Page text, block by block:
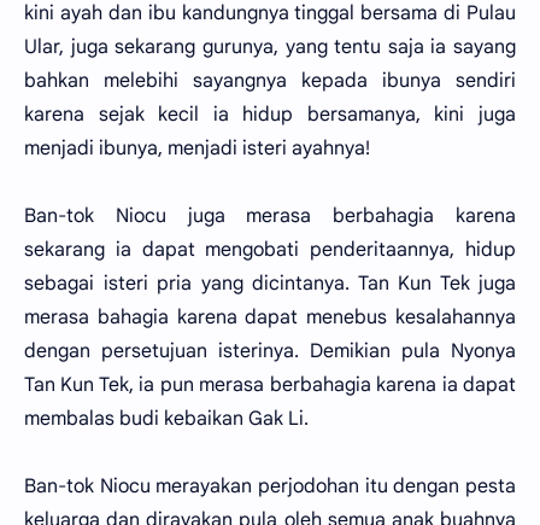
kini ayah dan ibu kandungnya tinggal bersama di Pulau
Ular, juga sekarang gurunya, yang tentu saja ia sayang
bahkan melebihi sayangnya kepada ibunya sendiri
karena sejak kecil ia hidup bersamanya, kini juga
menjadi ibunya, menjadi isteri ayahnya!
Ban-tok Niocu juga merasa berbahagia karena
sekarang ia dapat mengobati penderitaannya, hidup
sebagai isteri pria yang dicintanya. Tan Kun Tek juga
merasa bahagia karena dapat menebus kesalahannya
dengan persetujuan isterinya. Demikian pula Nyonya
Tan Kun Tek, ia pun merasa berbahagia karena ia dapat
membalas budi kebaikan Gak Li.
Ban-tok Niocu merayakan perjodohan itu dengan pesta
keluarga dan dirayakan pula oleh semua anak buahnya